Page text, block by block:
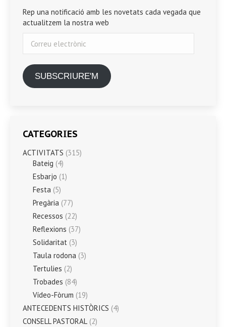
Rep una notificació amb les novetats cada vegada que
actualitzem la nostra web
electrònic
SUBSCRIURE'M
CATEGORIES
ACTIVITATS (315)
Bateig (4)
Esbarjo (1)
Festa (5)
Pregària (77)
Recessos (22)
Reflexions (37)
Solidaritat (3)
Taula rodona (3)
Tertulies (2)
Trobades (84)
Vídeo-Fòrum (19)
ANTECEDENTS HISTÒRICS (4)
CONSELL PASTORAL (2)